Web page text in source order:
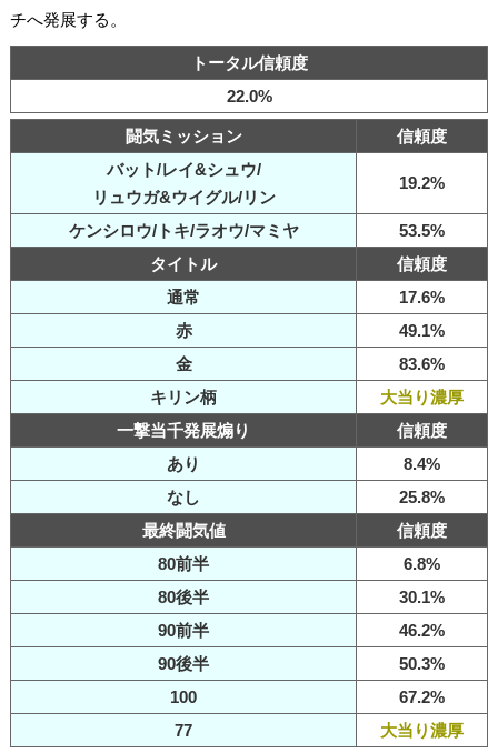
チへ発展する。
トータル信頼度
22.0%
闘気ミッション
信頼度
バット/レイ&シュウ/
リュウガ&ウイグル/リン
19.2%
ケンシロウ/トキ/ラオウ/マミヤ
53.5%
タイトル
信頼度
通常
17.6%
赤
49.1%
金
83.6%
キリン柄
大当り濃厚
一撃当千発展煽り
信頼度
あり
8.4%
なし
25.8%
最終闘気値
信頼度
80前半
6.8%
80後半
30.1%
90前半
46.2%
90後半
50.3%
100
67.2%
77
大当り濃厚